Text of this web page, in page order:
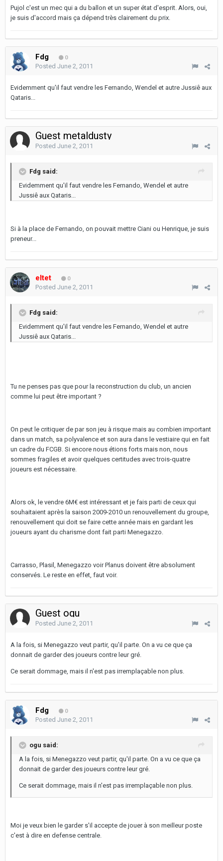
Pujol c'est un mec qui a du ballon et un super état d'esprit. Alors, oui,
je suis d'accord mais ça dépend très clairement du prix.
Fdg 0
Posted June 2, 2011
Evidemment qu'il faut vendre les Fernando, Wendel et autre Jussiê aux
Qataris...
Guest metaldusty
Posted June 2, 2011
Fdg said:
Evidemment qu'il faut vendre les Fernando, Wendel et autre
Jussiê aux Qataris...
Si à la place de Fernando, on pouvait mettre Ciani ou Henrique, je suis
preneur...
eltet 0
Posted June 2, 2011
Fdg said:
Evidemment qu'il faut vendre les Fernando, Wendel et autre
Jussiê aux Qataris...
Tu ne penses pas que pour la reconstruction du club, un ancien
comme lui peut être important ?
On peut le critiquer de par son jeu à risque mais au combien important
dans un match, sa polyvalence et son aura dans le vestiaire qui en fait
un cadre du FCGB. Si encore nous étions forts mais non, nous
sommes fragiles et avoir quelques certitudes avec trois-quatre
joueurs est nécessaire.
Alors ok, le vendre 6M€ est intéressant et je fais parti de ceux qui
souhaitaient après la saison 2009-2010 un renouvellement du groupe,
renouvellement qui doit se faire cette année mais en gardant les
joueurs ayant du charisme dont fait parti Menegazzo.
Carrasso, Plasil, Menegazzo voir Planus doivent être absolument
conservés. Le reste en effet, faut voir.
Guest ogu
Posted June 2, 2011
A la fois, si Menegazzo veut partir, qu'il parte. On a vu ce que ça
donnait de garder des joueurs contre leur gré.
Ce serait dommage, mais il n'est pas irremplaçable non plus.
Fdg 0
Posted June 2, 2011
ogu said:
A la fois, si Menegazzo veut partir, qu'il parte. On a vu ce que ça
donnait de garder des joueurs contre leur gré.
Ce serait dommage, mais il n'est pas irremplaçable non plus.
Moi je veux bien le garder s'il accepte de jouer à son meilleur poste
c'est à dire en defense centrale.